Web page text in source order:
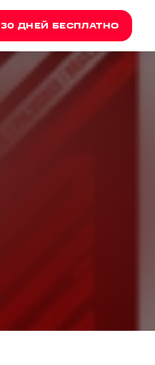
30 ДНЕЙ БЕСПЛАТНО